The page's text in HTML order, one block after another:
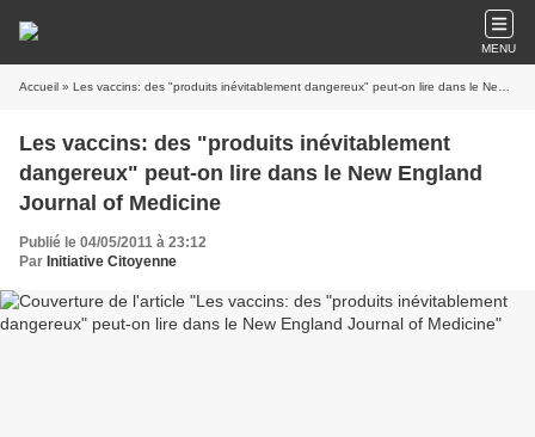
MENU
Accueil » Les vaccins: des "produits inévitablement dangereux" peut-on lire dans le New England Journal of Medicine
Les vaccins: des "produits inévitablement
dangereux" peut-on lire dans le New England
Journal of Medicine
Publié le 04/05/2011 à 23:12
Par Initiative Citoyenne